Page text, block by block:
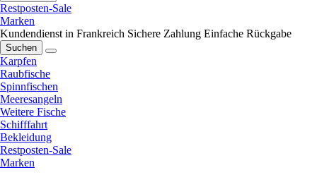
Restposten-Sale
Marken
Kundendienst in Frankreich Sichere Zahlung Einfache Rückgabe
Suchen
Karpfen
Raubfische
Spinnfischen
Meeresangeln
Weitere Fische
Schifffahrt
Bekleidung
Restposten-Sale
Marken